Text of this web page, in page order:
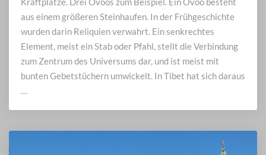
aus einem größeren Steinhaufen. In der Frühgeschichte
wurden darin Reliquien verwahrt. Ein senkrechtes
Element, meist ein Stab oder Pfahl, stellt die Verbindung
zum Zentrum des Universums dar, und ist meist mit
bunten Gebetstüchern umwickelt. In Tibet hat sich daraus
…